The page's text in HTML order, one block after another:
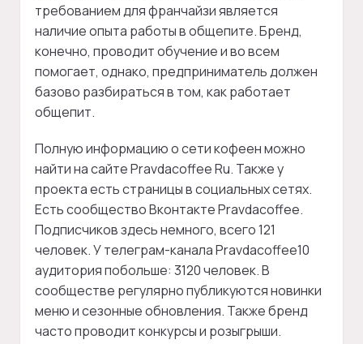
требованием для франчайзи является
наличие опыта работы в общепите. Бренд,
конечно, проводит обучение и во всем
помогает, однако, предприниматель должен
базово разбираться в том, как работает
общепит.
Полную информацию о сети кофеен можно
найти на сайте Pravdacoffee Ru. Также у
проекта есть страницы в социальных сетях.
Есть сообщество Вконтакте Pravdacoffee.
Подписчиков здесь немного, всего 121
человек. У телеграм-канала Pravdacoffee10
аудитория побольше: 3120 человек. В
сообществе регулярно публикуются новинки
меню и сезонные обновления. Также бренд
часто проводит конкурсы и розыгрыши.